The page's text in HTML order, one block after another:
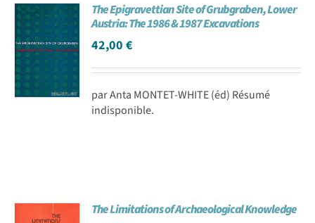
The Epigravettian Site of Grubgraben, Lower
Austria: The 1986 & 1987 Excavations
42,00€
par Anta MONTET-WHITE (éd) Résumé
indisponible.
The Limitations of Archaeological Knowledge